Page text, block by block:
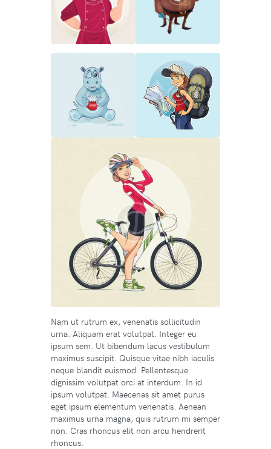
Nam ut rutrum ex, venenatis sollicitudin
urna. Aliquam erat volutpat. Integer eu
ipsum sem. Ut bibendum lacus vestibulum
maximus suscipit. Quisque vitae nibh iaculis
neque blandit euismod. Pellentesque
dignissim volutpat orci at interdum. In id
ipsum volutpat. Maecenas sit amet purus
eget ipsum elementum venenatis. Aenean
maximus urna magna, quis rutrum mi semper
non. Cras rhoncus elit non arcu hendrerit
rhoncus.